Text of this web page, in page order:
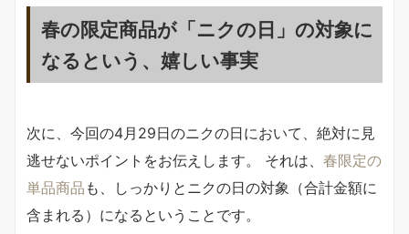
春の限定商品が「ニクの日」の対象に
なるという、嬉しい事実
次に、今回の4月29日のニクの日において、絶対に見
逃せないポイントをお伝えします。 それは、 春限定の
単品商品 も、しっかりとニクの日の対象（合計金額に
含まれる）になるということです。